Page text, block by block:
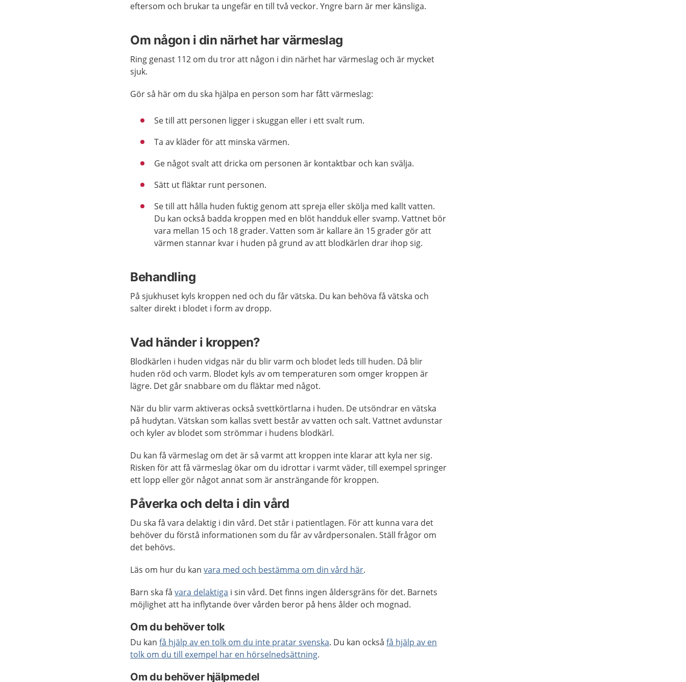
eftersom och brukar ta ungefär en till två veckor. Yngre barn är mer känsliga.
Om någon i din närhet har värmeslag
Ring genast 112 om du tror att någon i din närhet har värmeslag och är mycket
sjuk.
Gör så här om du ska hjälpa en person som har fått värmeslag:
Se till att personen ligger i skuggan eller i ett svalt rum.
Ta av kläder för att minska värmen.
Ge något svalt att dricka om personen är kontaktbar och kan svälja.
Sätt ut fläktar runt personen.
Se till att hålla huden fuktig genom att spreja eller skölja med kallt vatten.
Du kan också badda kroppen med en blöt handduk eller svamp. Vattnet bör
vara mellan 15 och 18 grader. Vatten som är kallare än 15 grader gör att
värmen stannar kvar i huden på grund av att blodkärlen drar ihop sig.
Behandling
På sjukhuset kyls kroppen ned och du får vätska. Du kan behöva få vätska och
salter direkt i blodet i form av dropp.
Vad händer i kroppen?
Blodkärlen i huden vidgas när du blir varm och blodet leds till huden. Då blir
huden röd och varm. Blodet kyls av om temperaturen som omger kroppen är
lägre. Det går snabbare om du fläktar med något.
När du blir varm aktiveras också svettkörtlarna i huden. De utsöndrar en vätska
på hudytan. Vätskan som kallas svett består av vatten och salt. Vattnet avdunstar
och kyler av blodet som strömmar i hudens blodkärl.
Du kan få värmeslag om det är så varmt att kroppen inte klarar att kyla ner sig.
Risken för att få värmeslag ökar om du idrottar i varmt väder, till exempel springer
ett lopp eller gör något annat som är ansträngande för kroppen.
Påverka och delta i din vård
Du ska få vara delaktig i din vård. Det står i patientlagen. För att kunna vara det
behöver du förstå informationen som du får av vårdpersonalen. Ställ frågor om
det behövs.
Läs om hur du kanvara med och bestämma om din vård här.
Barn ska fåvara delaktiga i sin vård. Det finns ingen åldersgräns för det. Barnets
möjlighet att ha inflytande över vården beror på hens ålder och mognad.
Om du behöver tolk
Du kanfå hjälp av en tolk om du inte pratar svenska. Du kan ocksåfå hjälp av en
tolk om du till exempel har en hörselnedsättning.
Om du behöver hjälpmedel